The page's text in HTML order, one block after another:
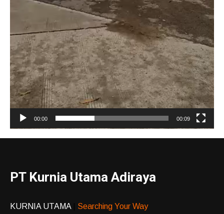
00:00 00:09
PT Kurnia Utama Adiraya
KURNIA UTAMA Searching Your Way